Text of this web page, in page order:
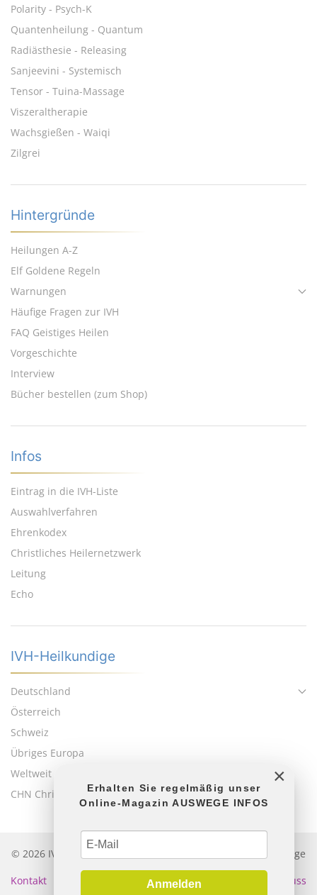
Polarity - Psych-K
Quantenheilung - Quantum
Radiästhesie - Releasing
Sanjeevini - Systemisch
Tensor - Tuina-Massage
Viszeraltherapie
Wachsgießen - Waiqi
Zilgrei
Hintergründe
Heilungen A-Z
Elf Goldene Regeln
Warnungen
Häufige Fragen zur IVH
FAQ Geistiges Heilen
Vorgeschichte
Interview
Bücher bestellen (zum Shop)
Infos
Eintrag in die IVH-Liste
Auswahlverfahren
Ehrenkodex
Christliches Heilernetzwerk
Leitung
Echo
IVH-Heilkundige
Deutschland
Österreich
Schweiz
Übriges Europa
Weltweit
CHN Christliches Heilernetzwerk
© 2026 IVH • Internationale Vermittlungsstelle für Heilkundige
• Heilerverzeichnis Geistiges Heilen
Kontakt
Datenschutz| Haftungsausschluss
×
Erhalten Sie regelmäßig unser
Online-Magazin AUSWEGE INFOS
Anmelden